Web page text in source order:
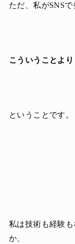
ただ、私がSNS
こういうことよ
ということです。
私は技術も経験
か、